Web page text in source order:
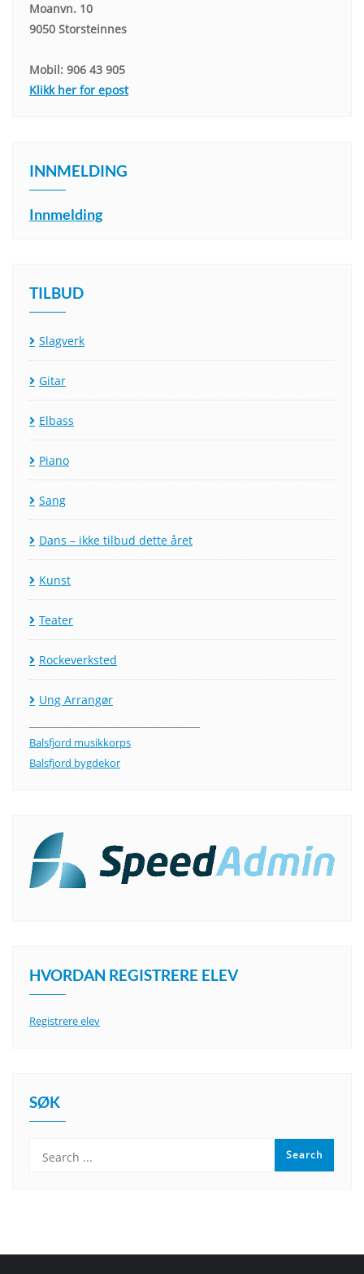
Moanvn. 10
9050 Storsteinnes
Mobil: 906 43 905
Klikk her for epost
INNMELDING
Innmelding
TILBUD
Slagverk
Gitar
Elbass
Piano
Sang
Dans – ikke tilbud dette året
Kunst
Teater
Rockeverksted
Ung Arrangør
Balsfjord musikkorps
Balsfjord bygdekor
HVORDAN REGISTRERE ELEV
Registrere elev
SØK